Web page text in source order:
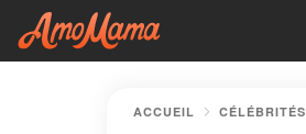
ACCUEIL CÉLÉBRITÉS